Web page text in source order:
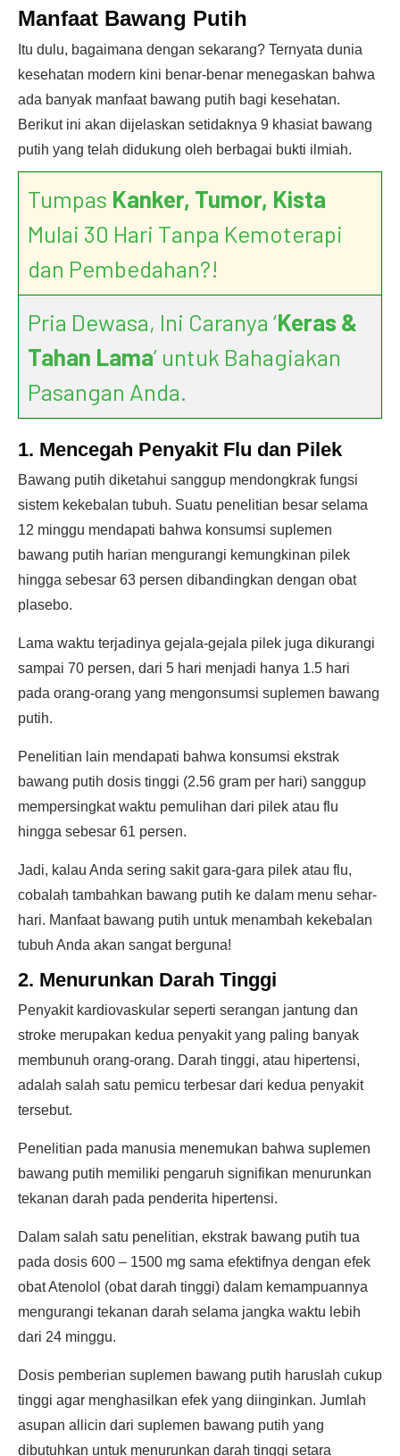
Manfaat Bawang Putih
Itu dulu, bagaimana dengan sekarang? Ternyata dunia
kesehatan modern kini benar-benar menegaskan bahwa
ada banyak manfaat bawang putih bagi kesehatan.
Berikut ini akan dijelaskan setidaknya 9 khasiat bawang
putih yang telah didukung oleh berbagai bukti ilmiah.
Tumpas Kanker, Tumor, Kista
Mulai 30 Hari Tanpa Kemoterapi
dan Pembedahan?!
Pria Dewasa, Ini Caranya ‘Keras &
Tahan Lama’ untuk Bahagiakan
Pasangan Anda.
1. Mencegah Penyakit Flu dan Pilek
Bawang putih diketahui sanggup mendongkrak fungsi
sistem kekebalan tubuh. Suatu penelitian besar selama
12 minggu mendapati bahwa konsumsi suplemen
bawang putih harian mengurangi kemungkinan pilek
hingga sebesar 63 persen dibandingkan dengan obat
plasebo.
Lama waktu terjadinya gejala-gejala pilek juga dikurangi
sampai 70 persen, dari 5 hari menjadi hanya 1.5 hari
pada orang-orang yang mengonsumsi suplemen bawang
putih.
Penelitian lain mendapati bahwa konsumsi ekstrak
bawang putih dosis tinggi (2.56 gram per hari) sanggup
mempersingkat waktu pemulihan dari pilek atau flu
hingga sebesar 61 persen.
Jadi, kalau Anda sering sakit gara-gara pilek atau flu,
cobalah tambahkan bawang putih ke dalam menu sehar-
hari. Manfaat bawang putih untuk menambah kekebalan
tubuh Anda akan sangat berguna!
2. Menurunkan Darah Tinggi
Penyakit kardiovaskular seperti serangan jantung dan
stroke merupakan kedua penyakit yang paling banyak
membunuh orang-orang. Darah tinggi, atau hipertensi,
adalah salah satu pemicu terbesar dari kedua penyakit
tersebut.
Penelitian pada manusia menemukan bahwa suplemen
bawang putih memiliki pengaruh signifikan menurunkan
tekanan darah pada penderita hipertensi.
Dalam salah satu penelitian, ekstrak bawang putih tua
pada dosis 600 – 1500 mg sama efektifnya dengan efek
obat Atenolol (obat darah tinggi) dalam kemampuannya
mengurangi tekanan darah selama jangka waktu lebih
dari 24 minggu.
Dosis pemberian suplemen bawang putih haruslah cukup
tinggi agar menghasilkan efek yang diinginkan. Jumlah
asupan allicin dari suplemen bawang putih yang
dibutuhkan untuk menurunkan darah tinggi setara